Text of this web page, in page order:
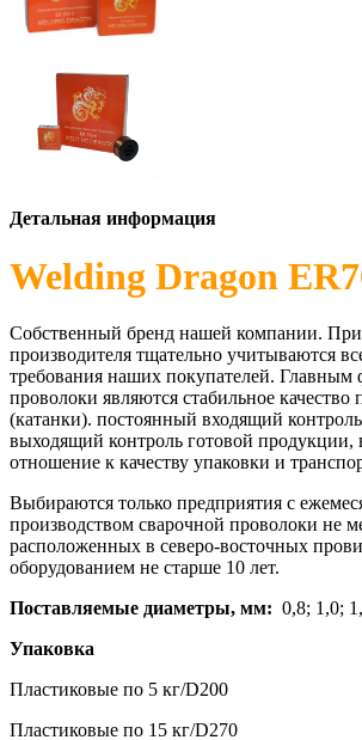
Детальная информация
Welding Dragon
Собственный бренд нашей компании.
производителя тщательно учитываются
требования наших покупателей. Главным
проволоки являются стабильное качество
(катанки). постоянный входящий
выходящий контроль готовой продукции,
отношение к качеству упаковки и
Выбираются только предприятия с
производством сварочной проволоки не
расположенных в северо-восточных
оборудованием не старше 10 лет.
Поставляемые диаметры, мм: 0,8; 1,0;
Упаковка
Пластиковые по 5 кг/D200
Пластиковые по 15 кг/D270